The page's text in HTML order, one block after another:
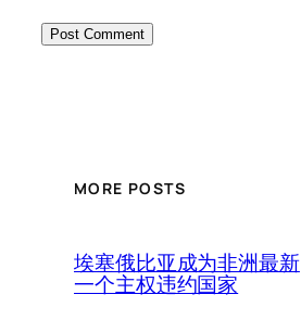
MORE POSTS
埃塞俄比亚成为非洲最新
一个主权违约国家